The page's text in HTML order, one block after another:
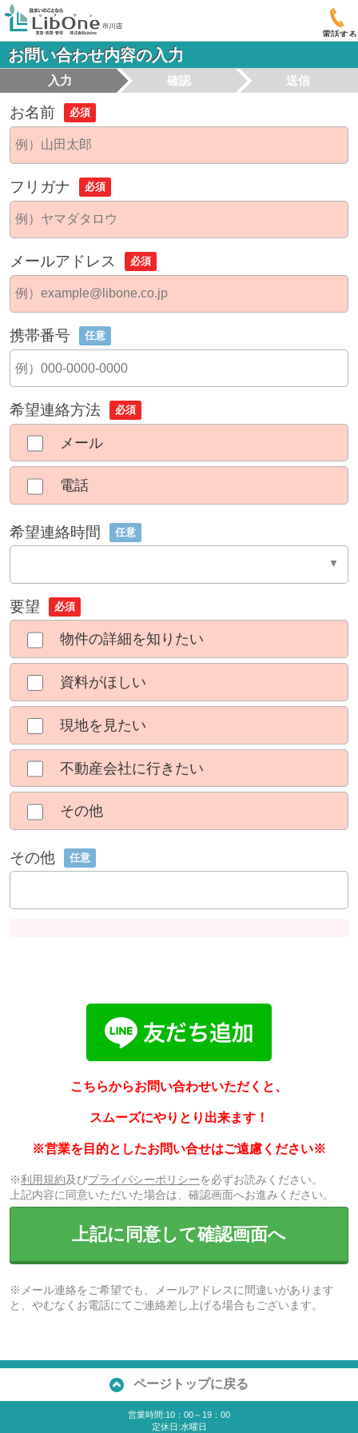
電話する
お問い合わせ内容の入力
入力 確認 送信
お名前 必須
フリガナ 必須
メールアドレス 必須
携帯番号 任意
希望連絡方法 必須
メール
電話
希望連絡時間 任意
要望 必須
物件の詳細を知りたい
資料がほしい
現地を見たい
不動産会社に行きたい
その他
その他 任意
こちらからお問い合わせいただくと、
スムーズにやりとり出来ます！
※営業を目的としたお問い合せはご遠慮ください※
※利用規約及びプライバシーポリシーを必ずお読みください。
上記内容に同意いただいた場合は、確認画面へお進みください。
上記に同意して確認画面へ
※メール連絡をご希望でも、メールアドレスに間違いがあります
と、やむなくお電話にてご連絡差し上げる場合もございます。
ページトップに戻る
営業時間:10：00～19：00
定休日:水曜日